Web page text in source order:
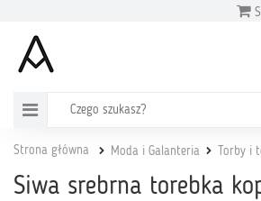
Strona główna Moda i Galanteria Torby i
Siwa srebrna torebka